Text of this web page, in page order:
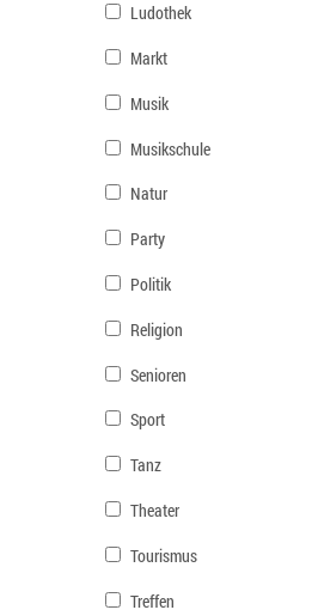
Ludothek
Markt
Musik
Musikschule
Natur
Party
Politik
Religion
Senioren
Sport
Tanz
Theater
Tourismus
Treffen